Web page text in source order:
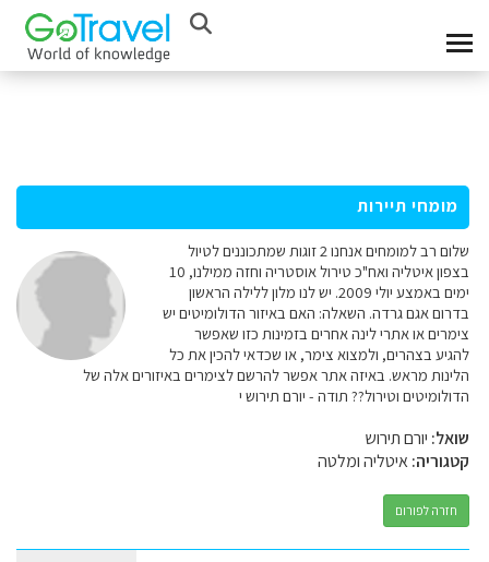
מומחי תיירות
שלום רב למומחים אנחנו 2 זוגות שמתכוננים לטיול
בצפון איטליה ואח"כ טירול אוסטריה וחזה ממילנו, 10
ימים באמצע יולי 2009. יש לנו מלון ללילה הראשון
בדרום אגם גרדה. השאלה: האם באיזור הדולומיטים יש
צימרים או אתרי לינה אחרים בזמינות כזו שאפשר
להגיע בצהרים, ולמצוא צימר, או שכדאי להכין את כל
הלינות מראש. באיזה אתר אפשר להרשם לצימרים באיזורים אלה של
הדולומיטים וטירול?? תודה - יורם תירוש י
שואל: יורם תירוש
קטגוריה:איטליה ומלטה
חזרה לפורום